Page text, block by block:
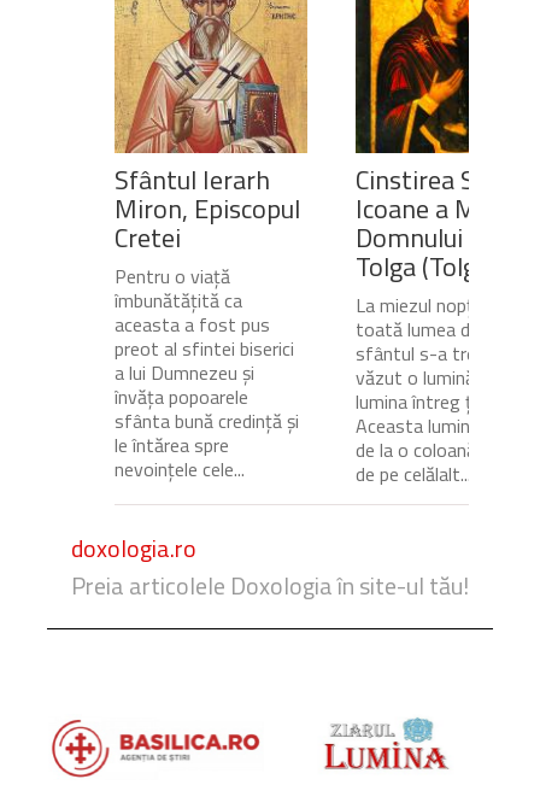
Sfântul Ierarh
Miron, Episcopul
Cretei
Pentru o viață
îmbunătățită ca
aceasta a fost pus
preot al sfintei biserici
a lui Dumnezeu și
învăța popoarele
sfânta bună credință și
le întărea spre
nevoințele cele...
Cinstirea Sfintei
Icoane a Maicii
Domnului de pe
Tolga (Tolgska)
La miezul nopții, când
toată lumea dormea,
sfântul s-a trezit și a
văzut o lumină care
lumina întreg ținutul.
Aceasta lumină venea
de la o coloană de foc
de pe celălalt...
doxologia.ro
Preia articolele Doxologia în site-ul tău!